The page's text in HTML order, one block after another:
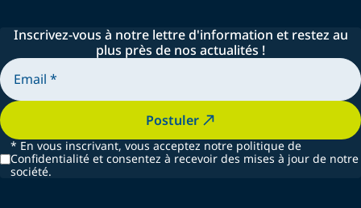
Inscrivez-vous à notre lettre d'information et restez au
plus près de nos actualités !
Postuler
* En vous inscrivant, vous acceptez notre politique de
Confidentialité et consentez à recevoir des mises à jour de notre
société.